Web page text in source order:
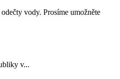
vody. Prosíme umožněte
v...